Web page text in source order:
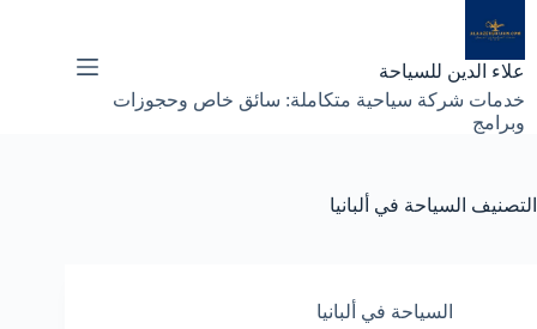
إلى
المحتوى
علاء الدين للسياحة
خدمات شركة سياحية متكاملة: سائق خاص وحجوزات
وبرامج
التصنيف السياحة في ألبانيا
السياحة في ألبانيا